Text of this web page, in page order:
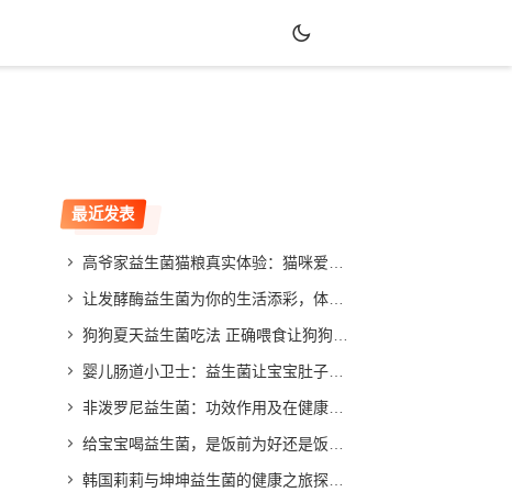
最近发表
高爷家益生菌猫粮真实体验：猫咪爱吃吗？效果如何？
让发酵酶益生菌为你的生活添彩，体验不同寻常的改善效果
狗狗夏天益生菌吃法 正确喂食让狗狗健康度夏
婴儿肠道小卫士：益生菌让宝宝肚子舒畅，家长放心
非泼罗尼益生菌：功效作用及在健康领域的应用与发展
给宝宝喝益生菌，是饭前为好还是饭后更合适？专家给你答案
韩国莉莉与坤坤益生菌的健康之旅探索与分享